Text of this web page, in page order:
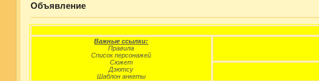
Объявление
Важные ссылки:
Правила
Список персонажей
Сюжет
Дзютсу
Шаблон анкеты